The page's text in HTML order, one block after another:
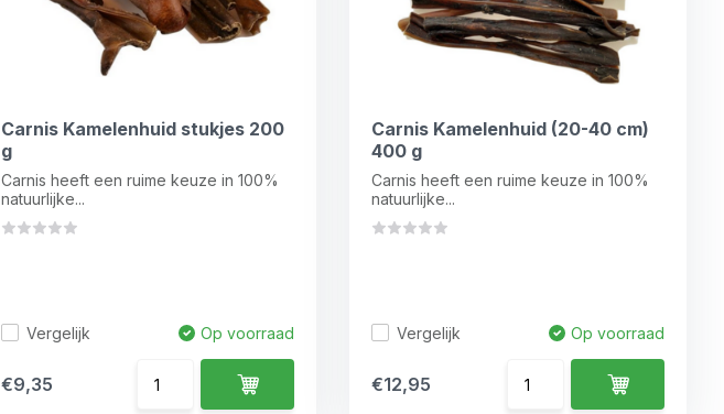
Carnis Kamelenhuid stukjes 200
g
Carnis heeft een ruime keuze in 100%
natuurlijke...
Vergelijk Op voorraad
€9,35
Carnis Kamelenhuid (20-40 cm)
400 g
Carnis heeft een ruime keuze in 100%
natuurlijke...
Vergelijk Op voorraad
€12,95